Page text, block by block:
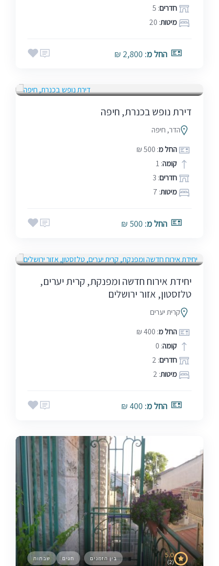
חדרים: 5
מיטות: 20
החל מ: 2,800 ₪
דירת נופש בכנרת, חיפה
הדר, חיפה
החל מ: 500 ₪
קומה: 1
חדרים: 3
מיטות: 7
החל מ: 500 ₪
יחידת אירוח חדשה ומפנקת, קרית יערים,
טלזסטון, אזור ירושלים
קרית יערים
החל מ: 400 ₪
קומה: 0
חדרים: 2
מיטות: 2
החל מ: 400 ₪
5.0
(2) בין הזמנים חגים שבתות